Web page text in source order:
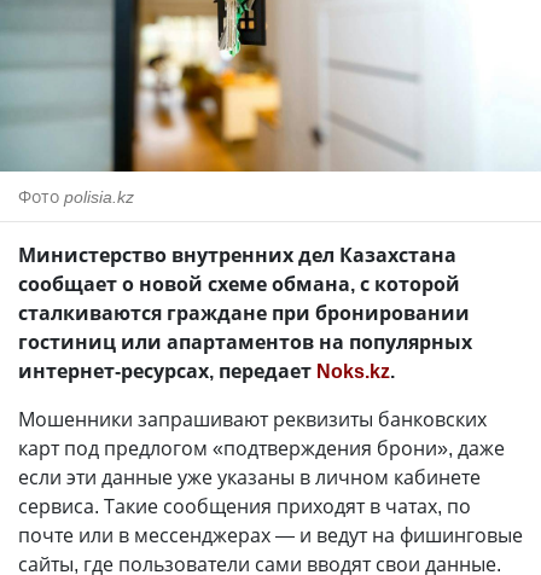
Фото polisia.kz
Министерство внутренних дел Казахстана
сообщает о новой схеме обмана, с которой
сталкиваются граждане при бронировании
гостиниц или апартаментов на популярных
интернет-ресурсах, передает Noks.kz.
Мошенники запрашивают реквизиты банковских
карт под предлогом «подтверждения брони», даже
если эти данные уже указаны в личном кабинете
сервиса. Такие сообщения приходят в чатах, по
почте или в мессенджерах — и ведут на фишинговые
сайты, где пользователи сами вводят свои данные.